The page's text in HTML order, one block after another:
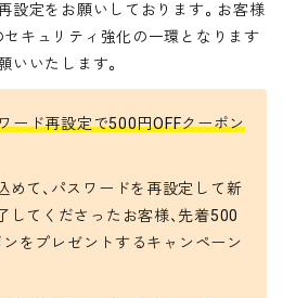
設定をお願いしております。お客様
キュリティ強化の一環となります
いいたします。
ード再設定で500円OFFクーポン
めて、パスワードを再設定して新
してくださったお客様、先着500
をプレゼントするキャンペーン